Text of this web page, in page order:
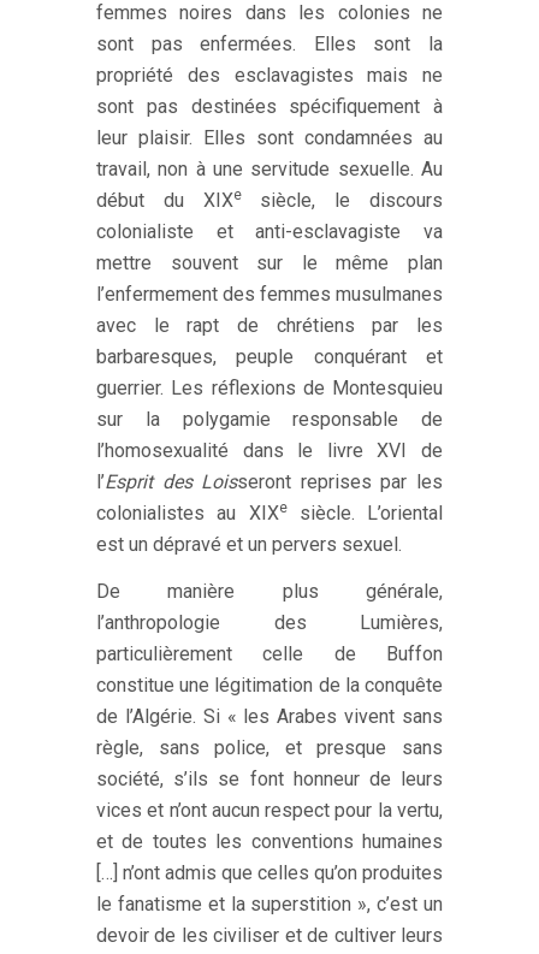
femmes noires dans les colonies ne
sont pas enfermées. Elles sont la
propriété des esclavagistes mais ne
sont pas destinées spécifiquement à
leur plaisir. Elles sont condamnées au
travail, non à une servitude sexuelle. Au
début du XIXesiècle, le discours
colonialiste et anti-esclavagiste va
mettre souvent sur le même plan
l’enfermement des femmes musulmanes
avec le rapt de chrétiens par les
barbaresques, peuple conquérant et
guerrier. Les réflexions de Montesquieu
sur la polygamie responsable de
l’homosexualité dans le livre XVI de
l’Esprit des Loisseront reprises par les
colonialistes au XIXesiècle. L’oriental
est un dépravé et un pervers sexuel.
De manière plus générale,
l’anthropologie des Lumières,
particulièrement celle de Buffon
constitue une légitimation de la conquête
de l’Algérie. Si « les Arabes vivent sans
règle, sans police, et presque sans
société, s’ils se font honneur de leurs
vices et n’ont aucun respect pour la vertu,
et de toutes les conventions humaines
[…] n’ont admis que celles qu’on produites
le fanatisme et la superstition », c’est un
devoir de les civiliser et de cultiver leurs